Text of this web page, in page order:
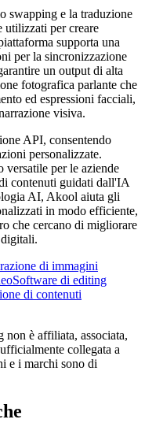
swapping e la traduzione
utilizzati per creare
supporta una
per la sincronizzazione
un output di alta
fotografica parlante che
ed espressioni facciali,
visiva.
API, consentendo
personalizzate.
versatile per le aziende
contenuti guidati dall'IA
AI, Akool aiuta gli
in modo efficiente,
che cercano di migliorare
di immagini
Software di editing
di contenuti
non è affiliata, associata,
collegata a
e i marchi sono di